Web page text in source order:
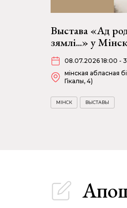
Выстава «Ад
зямлі...» у
08.07.2026 18:00 -
мінская абласная
Гікалы, 4)
МІНСК ВЫСТАВЫ